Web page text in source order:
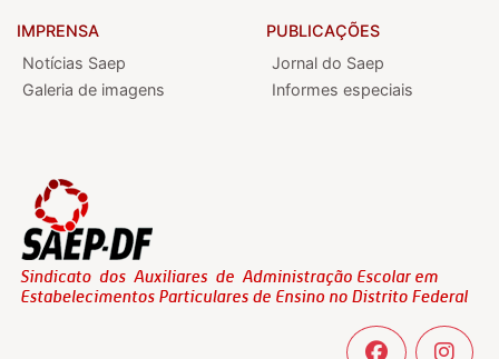
IMPRENSA
Notícias Saep
Galeria de imagens
PUBLICAÇÕES
Jornal do Saep
Informes especiais